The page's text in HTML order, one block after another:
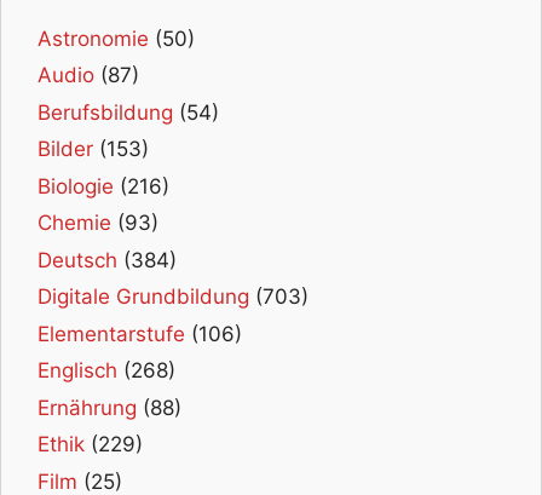
Astronomie (50)
Audio (87)
Berufsbildung (54)
Bilder (153)
Biologie (216)
Chemie (93)
Deutsch (384)
Digitale Grundbildung (703)
Elementarstufe (106)
Englisch (268)
Ernährung (88)
Ethik (229)
Film (25)